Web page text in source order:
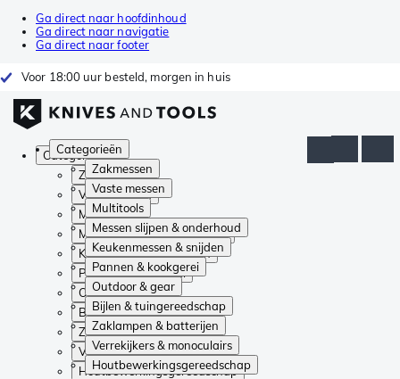
Ga direct naar hoofdinhoud
Ga direct naar navigatie
Ga direct naar footer
Voor 18:00 uur besteld, morgen in huis
Categorieën
Zakmessen
Vaste messen
Multitools
Messen slijpen & onderhoud
Keukenmessen & snijden
Pannen & kookgerei
Outdoor & gear
Bijlen & tuingereedschap
Zaklampen & batterijen
Verrekijkers & monoculairs
Houtbewerkingsgereedschap
Categorieën
Zakmessen
Vaste messen
Multitools
Messen slijpen & onderhoud
Keukenmessen & snijden
Pannen & kookgerei
Outdoor & gear
Bijlen & tuingereedschap
Zaklampen & batterijen
Verrekijkers & monoculairs
Houtbewerkingsgereedschap